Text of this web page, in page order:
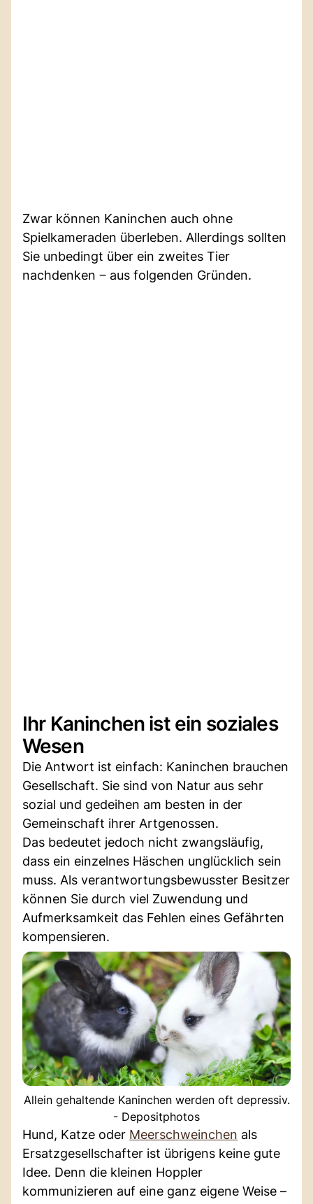
Zwar können Kaninchen auch ohne
Spielkameraden überleben. Allerdings sollten
Sie unbedingt über ein zweites Tier
nachdenken ‒ aus folgenden Gründen.
Ihr Kaninchen ist ein soziales
Wesen
Die Antwort ist einfach: Kaninchen brauchen
Gesellschaft. Sie sind von Natur aus sehr
sozial und gedeihen am besten in der
Gemeinschaft ihrer Artgenossen.
Das bedeutet jedoch nicht zwangsläufig,
dass ein einzelnes Häschen unglücklich sein
muss. Als verantwortungsbewusster Besitzer
können Sie durch viel Zuwendung und
Aufmerksamkeit das Fehlen eines Gefährten
kompensieren.
Allein gehaltende Kaninchen werden oft depressiv.
- Depositphotos
Hund, Katze oder Meerschweinchen als
Ersatzgesellschafter ist übrigens keine gute
Idee. Denn die kleinen Hoppler
kommunizieren auf eine ganz eigene Weise –